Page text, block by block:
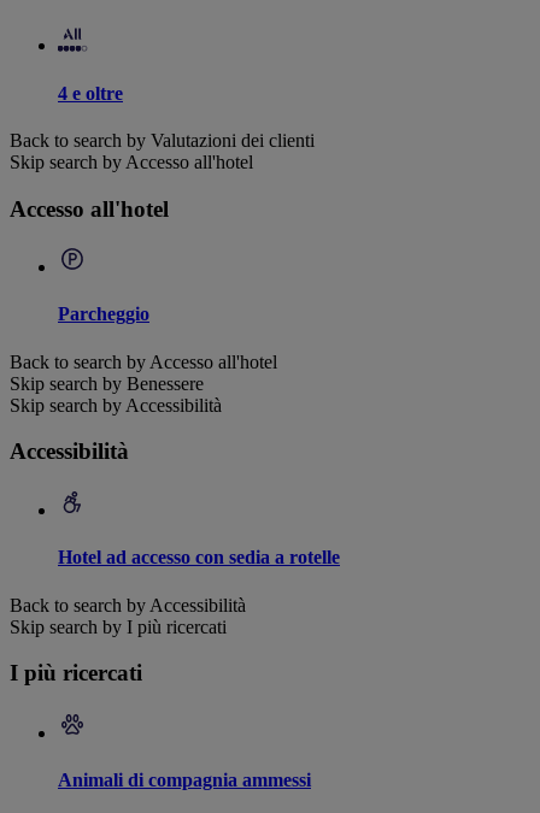
4 e oltre
Back to search by Valutazioni dei clienti
Skip search by Accesso all'hotel
Accesso all'hotel
Parcheggio
Back to search by Accesso all'hotel
Skip search by Benessere
Skip search by Accessibilità
Accessibilità
Hotel ad accesso con sedia a rotelle
Back to search by Accessibilità
Skip search by I più ricercati
I più ricercati
Animali di compagnia ammessi